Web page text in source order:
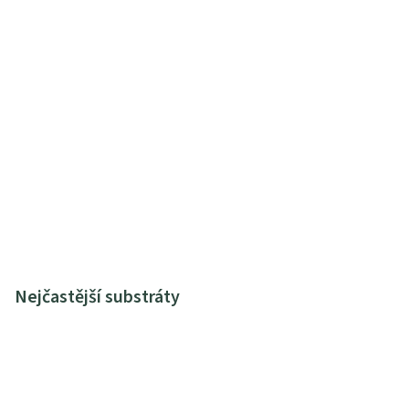
Nejčastější substráty